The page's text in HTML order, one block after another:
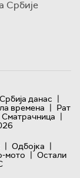
Србије
Србија данас |
времена | Рат
Сматрачница |
| Одбојка |
мото | Остали